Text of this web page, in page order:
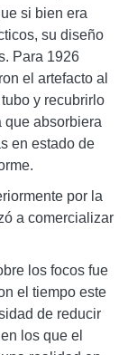
si bien era
su diseño
Para 1926
el artefacto al
y recubrirlo
que absorbiera
en estado de
por la
a comercializar
los focos fue
el tiempo este
de reducir
los que el